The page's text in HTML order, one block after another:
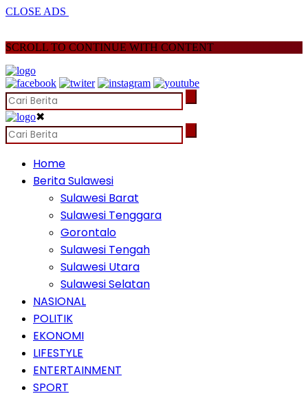
CLOSE ADS
SCROLL TO CONTINUE WITH CONTENT
✖
Home
Berita Sulawesi
Sulawesi Barat
Sulawesi Tenggara
Gorontalo
Sulawesi Tengah
Sulawesi Utara
Sulawesi Selatan
NASIONAL
POLITIK
EKONOMI
LIFESTYLE
ENTERTAINMENT
SPORT